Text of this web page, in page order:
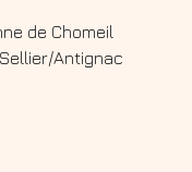
de Chomeil
Antignac